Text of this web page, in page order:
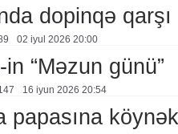
dopinqə
02 i̇yul 2026 20:00
“Məzun günü”
16 i̇yun 2026 20:54
papasına